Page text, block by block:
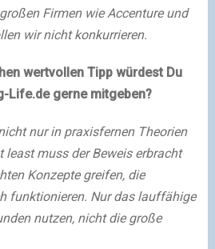
Firmen wie Accenture und
wir nicht konkurrieren.
wertvollen Tipp würdest Du
Life.de gerne mitgeben?
nur in praxisfernen Theorien
least muss der Beweis erbracht
Konzepte greifen, die
funktionieren. Nur das lauffähige
nutzen, nicht die große